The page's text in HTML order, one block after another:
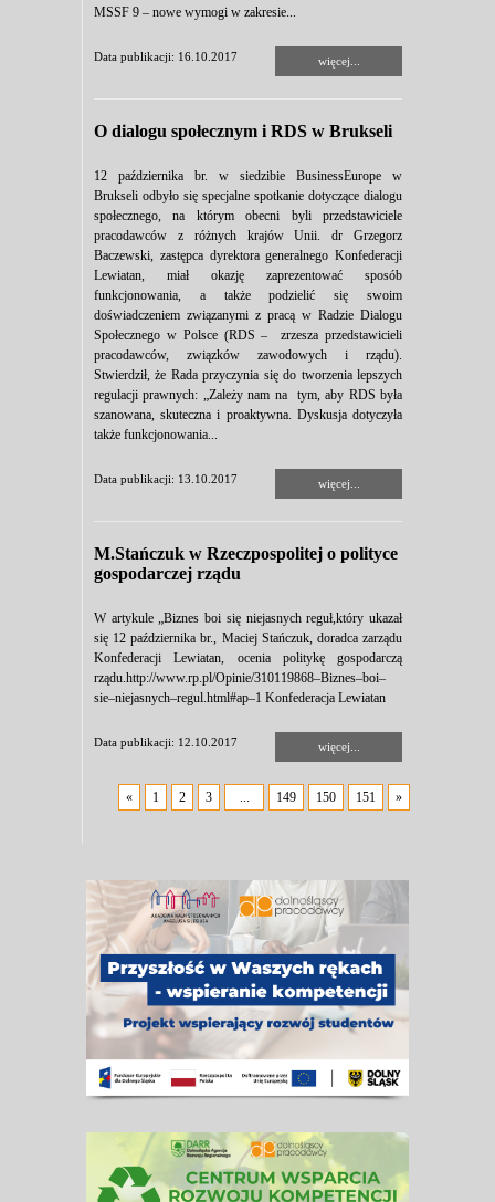
MSSF 9 – nowe wymogi w zakresie...
Data publikacji: 16.10.2017 więcej...
O dialogu społecznym i RDS w Brukseli
12 października br. w siedzibie BusinessEurope w
Brukseli odbyło się specjalne spotkanie dotyczące dialogu
społecznego, na którym obecni byli przedstawiciele
pracodawców z różnych krajów Unii. dr Grzegorz
Baczewski, zastępca dyrektora generalnego Konfederacji
Lewiatan, miał okazję zaprezentować sposób
funkcjonowania, a także podzielić się swoim
doświadczeniem związanymi z pracą w Radzie Dialogu
Społecznego w Polsce (RDS – zrzesza przedstawicieli
pracodawców, związków zawodowych i rządu).
Stwierdził, że Rada przyczynia się do tworzenia lepszych
regulacji prawnych: „Zależy nam na tym, aby RDS była
szanowana, skuteczna i proaktywna. Dyskusja dotyczyła
także funkcjonowania...
Data publikacji: 13.10.2017 więcej...
M.Stańczuk w Rzeczpospolitej o polityce
gospodarczej rządu
W artykule „Biznes boi się niejasnych reguł,który ukazał
się 12 października br., Maciej Stańczuk, doradca zarządu
Konfederacji Lewiatan, ocenia politykę gospodarczą
rządu.http://www.rp.pl/Opinie/310119868–Biznes–boi–
sie–niejasnych–regul.html#ap–1 Konfederacja Lewiatan
Data publikacji: 12.10.2017 więcej...
« 1 2 3 ... 149 150 151 »